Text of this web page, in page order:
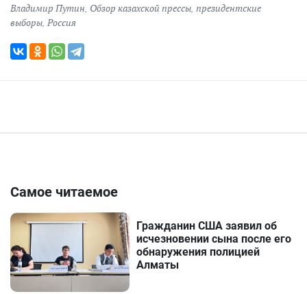
Владимир Путин, Обзор казахской прессы, президентские
выборы, Россия
Самое читаемое
Гражданин США заявил об
исчезновении сына после его
обнаружения полицией
Алматы